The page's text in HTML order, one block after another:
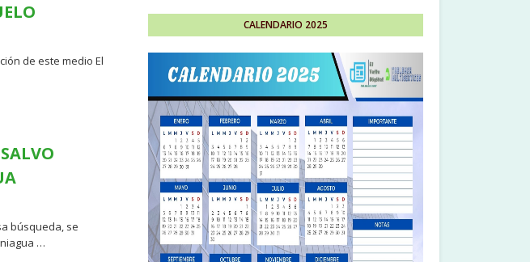
de este medio El
búsqueda, se
…
CALENDARIO 2025